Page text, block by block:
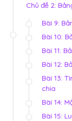
Chủ đề 2:
Bài 9:
Bài 10:
Bài 11:
Bài 12:
Bài 13:
chia
Bài 14:
Bài 15: